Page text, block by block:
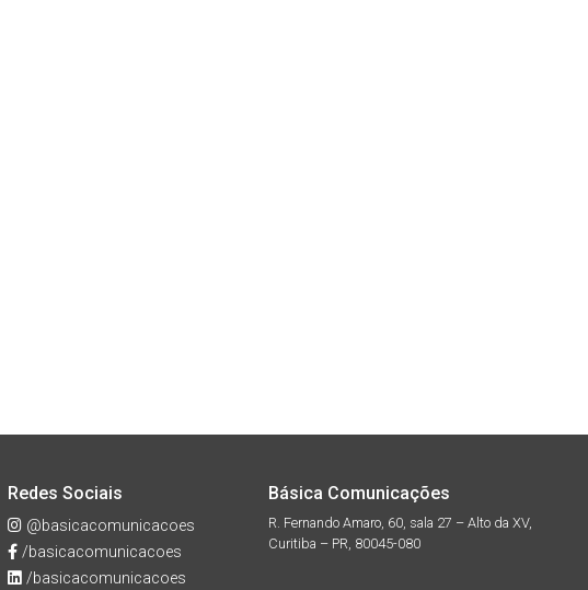
Redes Sociais
@basicacomunicacoes
/basicacomunicacoes
/basicacomunicacoes
Básica Comunicações
R. Fernando Amaro, 60, sala 27 – Alto da XV,
Curitiba – PR, 80045-080